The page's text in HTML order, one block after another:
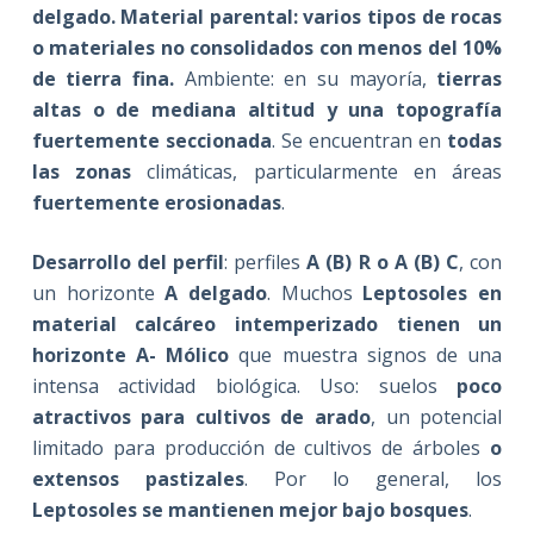
delgado. Material parental: varios tipos de rocas
o materiales no consolidados con menos del 10%
de tierra fina. Ambiente: en su mayoría, tierras
altas o de mediana altitud y una topografía
fuertemente seccionada. Se encuentran en todas
las zonas climáticas, particularmente en áreas
fuertemente erosionadas.
Desarrollo del perfil: perfilesA (B) R o A (B) C, con
un horizonte A delgado. Muchos Leptosoles en
material calcáreo intemperizado tienen un
horizonte A- Mólico que muestra signos de una
intensa actividad biológica. Uso: suelos poco
atractivos para cultivos de arado, un potencial
limitado para producción de cultivos de árboles o
extensos pastizales. Por lo general, los
Leptosoles se mantienen mejor bajo bosques.